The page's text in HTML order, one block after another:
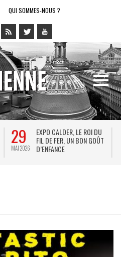
QUI SOMMES-NOUS ?
29
MAI 2026
EXPO CALDER, LE ROI DU
FIL DE FER, UN BON GOÛT
D’ENFANCE